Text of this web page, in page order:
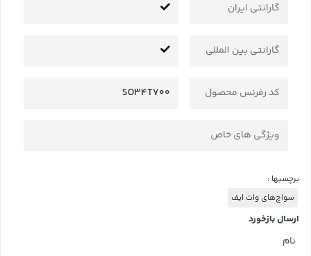
گارانتی ایران
گارانتی بین المللی
کد رفرنس محصول SO34T700
ویژگی های خاص
برچسبها :
سواچ‌های وات ایف
ارسال بازخورد
نام